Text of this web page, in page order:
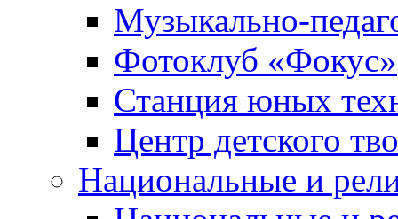
Музыкально-
Фотоклуб «Фокус»
Станция юных
Центр детского
Национальные и